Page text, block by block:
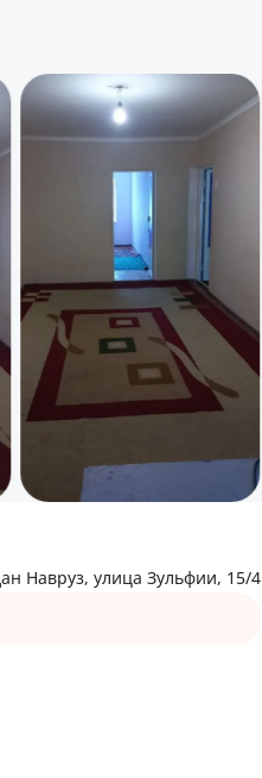
Навруз, улица Зульфии, 15/4